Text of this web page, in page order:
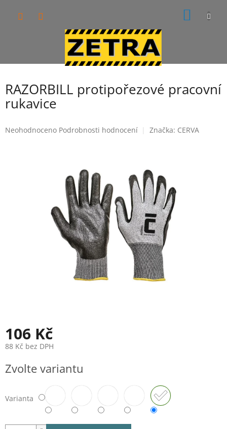
RAZORBILL protipořezové pracovní
rukavice
Průměrné
Neohodnoceno Podrobnosti hodnocení Značka: CERVA
106 Kč
88 Kč bez DPH
cena:
Zvolte variantu
Varianta